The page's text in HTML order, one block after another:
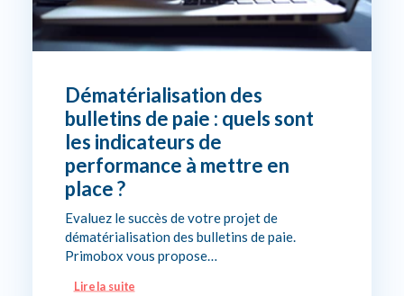
Dématérialisation des
bulletins de paie : quels sont
les indicateurs de
performance à mettre en
place ?
Evaluez le succès de votre projet de
dématérialisation des bulletins de paie.
Primobox vous propose…
Lire la suite